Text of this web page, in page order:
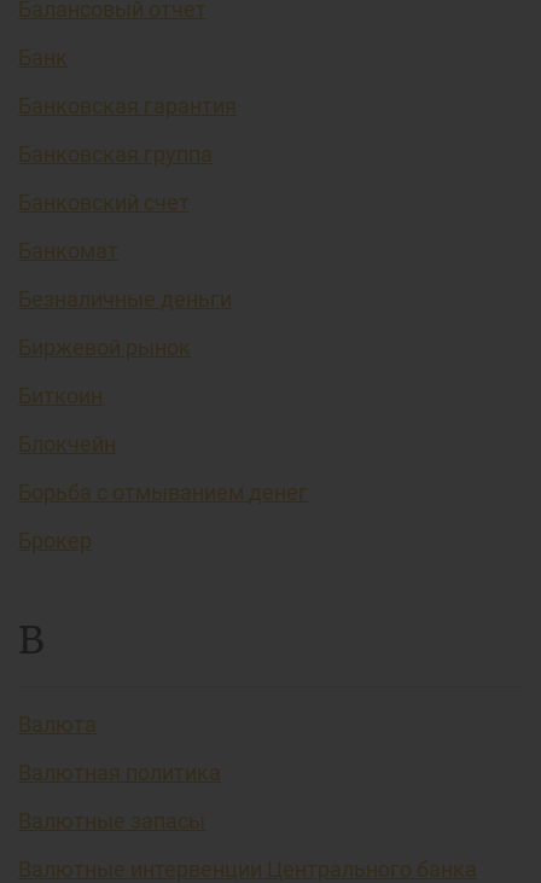
Балансовый отчет
Банк
Банковская гарантия
Банковская группа
Банковский счет
Банкомат
Безналичные деньги
Биржевой рынок
Биткоин
Блокчейн
Борьба с отмыванием денег
Брокер
В
Валюта
Валютная политика
Валютные запасы
Валютные интервенции Центрального банка